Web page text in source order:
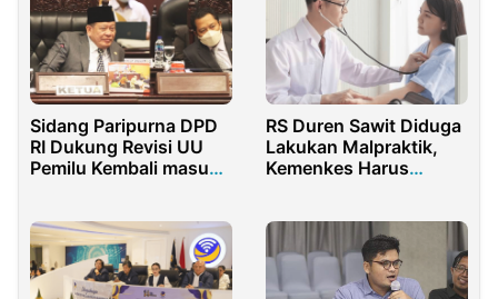
Sidang Paripurna DPD
RI Dukung Revisi UU
Pemilu Kembali masuk
RS Duren Sawit Diduga
Lakukan Malpraktik,
Kemenkes Harus